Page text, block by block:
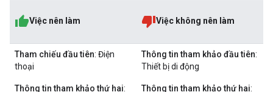
Việc nên làm Việc không nên làm
Tham chiếu đầu tiên: Điện
thoại
Thông tin tham khảo thứ hai:
Thông tin tham khảo đầu tiên:
Thiết bị di động
Thông tin tham khảo thứ hai: